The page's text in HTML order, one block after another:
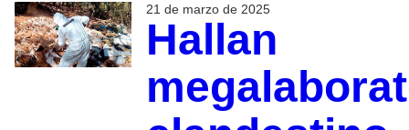
21 de marzo de 2025
Hallan